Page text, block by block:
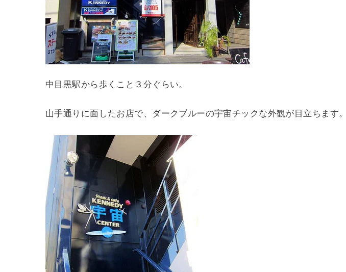
中目黒駅から歩くこと３分ぐらい。
山手通りに面したお店で、ダークブルーの宇宙チックな外観が目立ちます。